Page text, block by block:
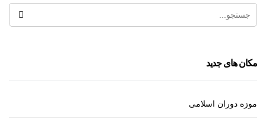
مکان های جدید
موزه دوران اسلامی